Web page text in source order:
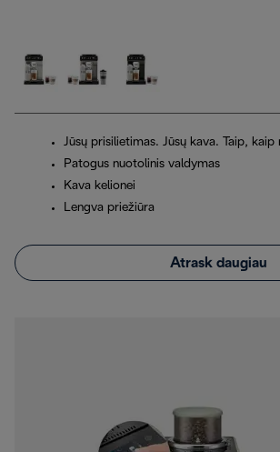
Jūsų prisilietimas. Jūsų kava. Taip, kaip
Patogus nuotolinis valdymas
Kava kelionei
Lengva priežiūra
Atrask daugiau